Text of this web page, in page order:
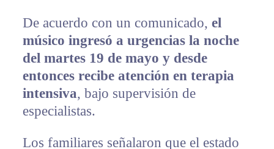
De acuerdo con un comunicado, el
músico ingresó a urgencias la noche
del martes 19 de mayo y desde
entonces recibe atención en terapia
intensiva, bajo supervisión de
especialistas.
Los familiares señalaron que el estado